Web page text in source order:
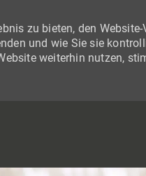
zu bieten, den
und wie Sie sie
weiterhin nutzen,